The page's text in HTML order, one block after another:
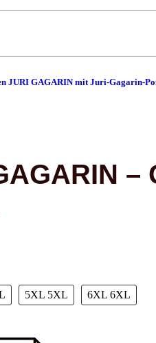
JURI GAGARIN mit Juri-Gagarin-
–
5XL 5XL 6XL 6XL